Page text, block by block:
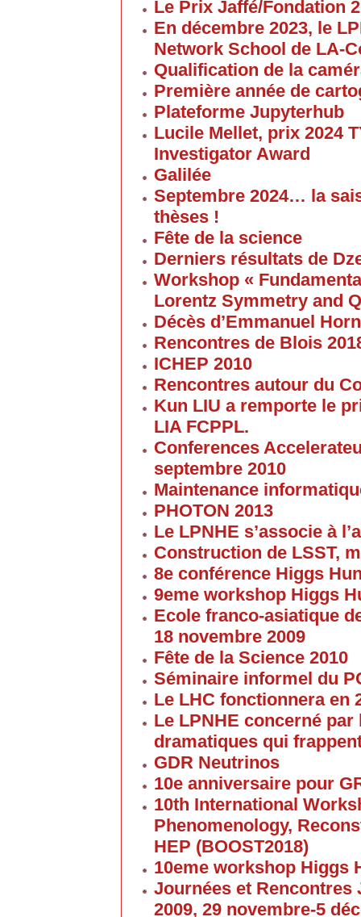
Le Prix Jaffé/Fondation
En décembre 2023, le
Network School de LA-
Qualification de la
Première année de
Plateforme Jupyterhub
Lucile Mellet, prix 2024
Investigator Award
Galilée
Septembre 2024… la
thèses !
Fête de la science
Derniers résultats de
Workshop «
Lorentz Symmetry and
Décès d’Emmanuel
Rencontres de Blois
ICHEP 2010
Rencontres autour du
Kun LIU a remporte le
LIA FCPPL.
Conferences
septembre 2010
Maintenance
PHOTON 2013
Le LPNHE s’associe à
Construction de LSST,
8e conférence Higgs
9eme workshop Higgs
Ecole franco-asiatique
18 novembre 2009
Fête de la Science 2010
Séminaire informel du
Le LHC fonctionnera en
Le LPNHE concerné par
dramatiques qui
GDR Neutrinos
10e anniversaire pour
10th International
Phenomenology,
HEP (BOOST2018)
10eme workshop Higgs
Journées et Rencontres
2009, 29 novembre-5